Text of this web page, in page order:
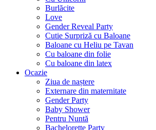
Burlăcite
Love
Gender Reveal Party
Cutie Surpriză cu Baloane
Baloane cu Heliu pe Tavan
Cu baloane din folie
Cu baloane din latex
Ocazie
Ziua de naștere
Externare din maternitate
Gender Party
Baby Shower
Pentru Nuntă
Bachelorette Party